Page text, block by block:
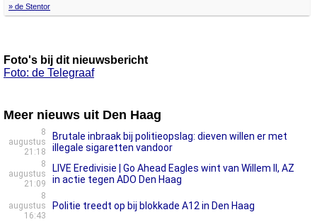
» de Stentor
Foto's bij dit nieuwsbericht
Foto: de Telegraaf
Meer nieuws uit Den Haag
8
augustus
21:18
Brutale inbraak bij politieopslag: dieven willen er met
illegale sigaretten vandoor
8
augustus
21:09
LIVE Eredivisie | Go Ahead Eagles wint van Willem II, AZ
in actie tegen ADO Den Haag
8
augustus
16:43
Politie treedt op bij blokkade A12 in Den Haag